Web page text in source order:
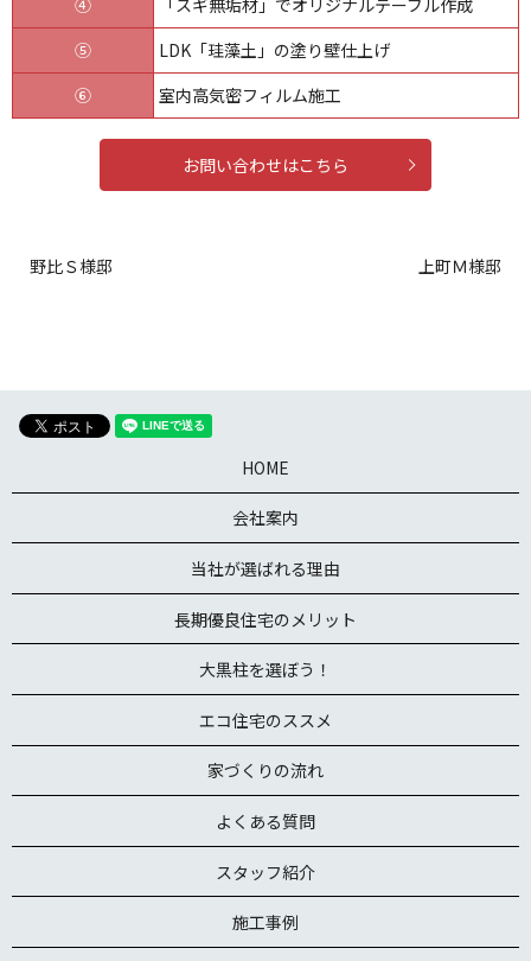
④
「スギ無垢材」でオリジナルテーブル作成
⑤
LDK「珪藻土」の塗り壁仕上げ
⑥
室内高気密フィルム施工
お問い合わせはこちら
野比Ｓ様邸 上町Ｍ様邸
HOME
会社案内
当社が選ばれる理由
長期優良住宅のメリット
大黒柱を選ぼう！
エコ住宅のススメ
家づくりの流れ
よくある質問
スタッフ紹介
施工事例